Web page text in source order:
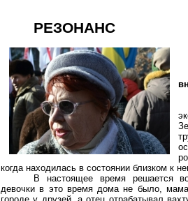
РЕЗОНАНС
когда находилась в состоянии близком к
В настоящее время решается
девочки в это время дома не было,